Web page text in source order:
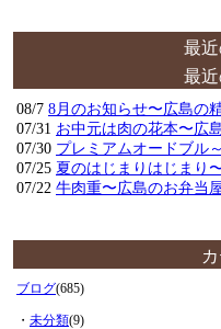
最
最
08/7 8月のお知らせ〜広島の
07/31 お中元は肉の花本〜広
07/30 プレミアムオードブル
07/25 夏のはじまりはじまり
07/22 牛肉重〜広島のお弁当
ブログ(685)
・ 未分類(9)